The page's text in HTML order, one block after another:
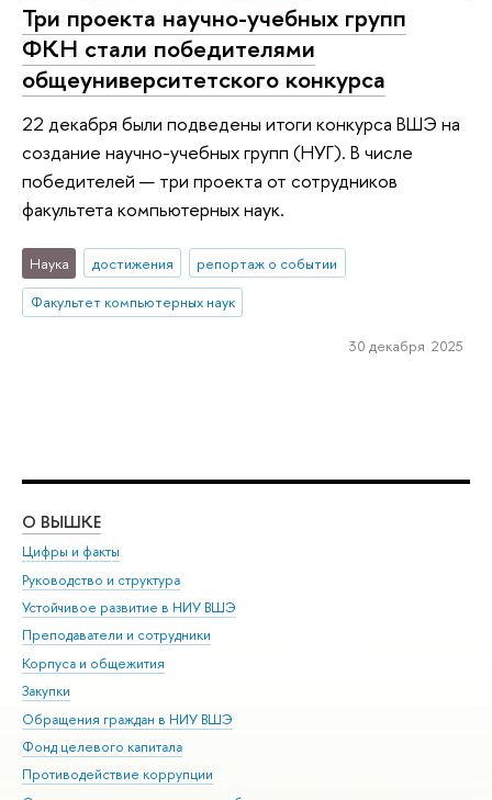
Три проекта научно-учебных групп
ФКН стали победителями
общеуниверситетского конкурса
22 декабря были подведены итоги конкурса ВШЭ на
создание научно-учебных групп (НУГ). В числе
победителей — три проекта от сотрудников
факультета компьютерных наук.
Наука достижения
репортаж о событии
Факультет компьютерных наук
30 декабря 2025
О ВЫШКЕ
Цифры и факты
Руководство и структура
Устойчивое развитие в НИУ ВШЭ
Преподаватели и сотрудники
Корпуса и общежития
Закупки
Обращения граждан в НИУ ВШЭ
Фонд целевого капитала
Противодействие коррупции